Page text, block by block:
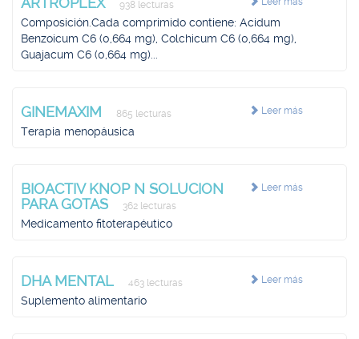
938 lecturas
Composición.Cada comprimido contiene: Acidum
Benzoicum C6 (0,664 mg), Colchicum C6 (0,664 mg),
Guajacum C6 (0,664 mg)...
Leer más
GINEMAXIM 865 lecturas
Terapia menopáusica
Leer más
BIOACTIV KNOP N SOLUCION
PARA GOTAS
362 lecturas
Medicamento fitoterapéutico
Leer más
DHA MENTAL 463 lecturas
Suplemento alimentario